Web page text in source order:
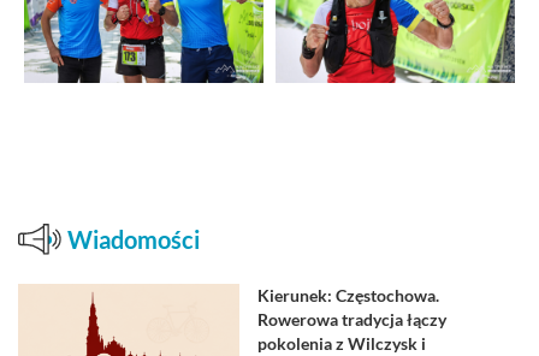
Wiadomości
Kierunek: Częstochowa.
Rowerowa tradycja łączy
pokolenia z Wilczysk i